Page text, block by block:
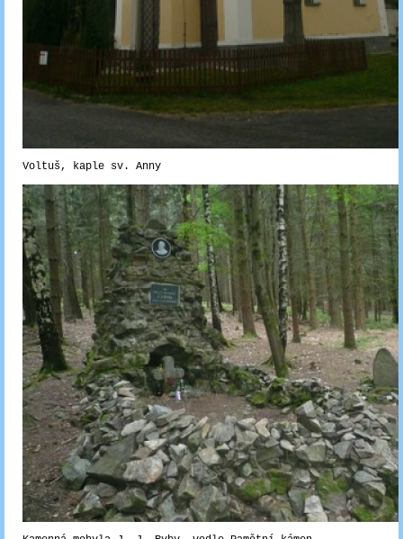
Voltuš, kaple sv. Anny